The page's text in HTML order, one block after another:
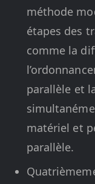
méthode
étapes des
comme la
parallèle et
matériel et
parallèle.